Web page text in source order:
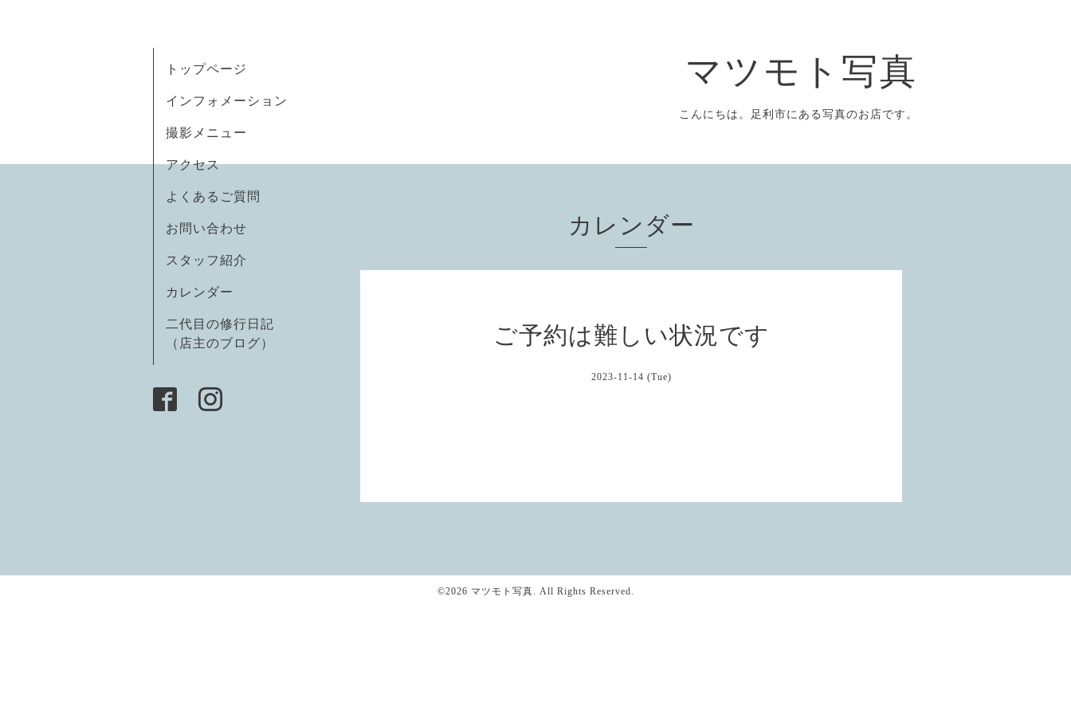
マツモト写真
こんにちは。足利市にある写真のお店です。
トップページ
インフォメーション
撮影メニュー
アクセス
よくあるご質問
お問い合わせ
スタッフ紹介
カレンダー
二代目の修行日記
（店主のブログ）
カレンダー
ご予約は難しい状況です
2023-11-14 (Tue)
©2026 マツモト写真 . All Rights Reserved.